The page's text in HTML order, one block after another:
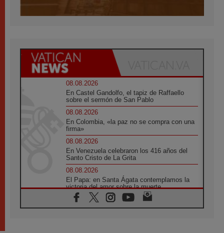
08.08.2026
En Castel Gandolfo, el tapiz de Raffaello
sobre el sermón de San Pablo
08.08.2026
En Colombia, «la paz no se compra con una
firma»
08.08.2026
En Venezuela celebraron los 416 años del
Santo Cristo de La Grita
08.08.2026
El Papa: en Santa Ágata contemplamos la
victoria del amor sobre la muerte
08.08.2026
León XIV visitará el Santuario de la Madre